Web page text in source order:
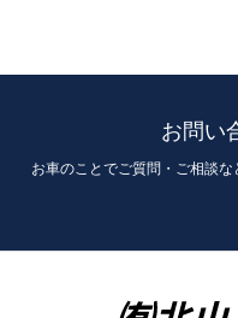
お問い
お車のことでご質問・ご相談